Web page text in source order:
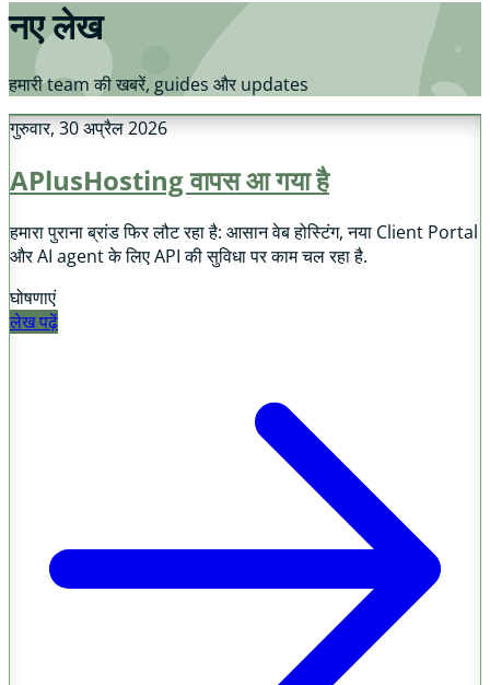
नए लेख
हमारी team की खबरें, guides और updates
गुरुवार, 30 अप्रैल 2026
APlusHosting वापस आ गया है
हमारा पुराना ब्रांड फिर लौट रहा है: आसान वेब होस्टिंग, नया Client Portal
और AI agent के लिए API की सुविधा पर काम चल रहा है.
घोषणाएं
लेख पढ़ें